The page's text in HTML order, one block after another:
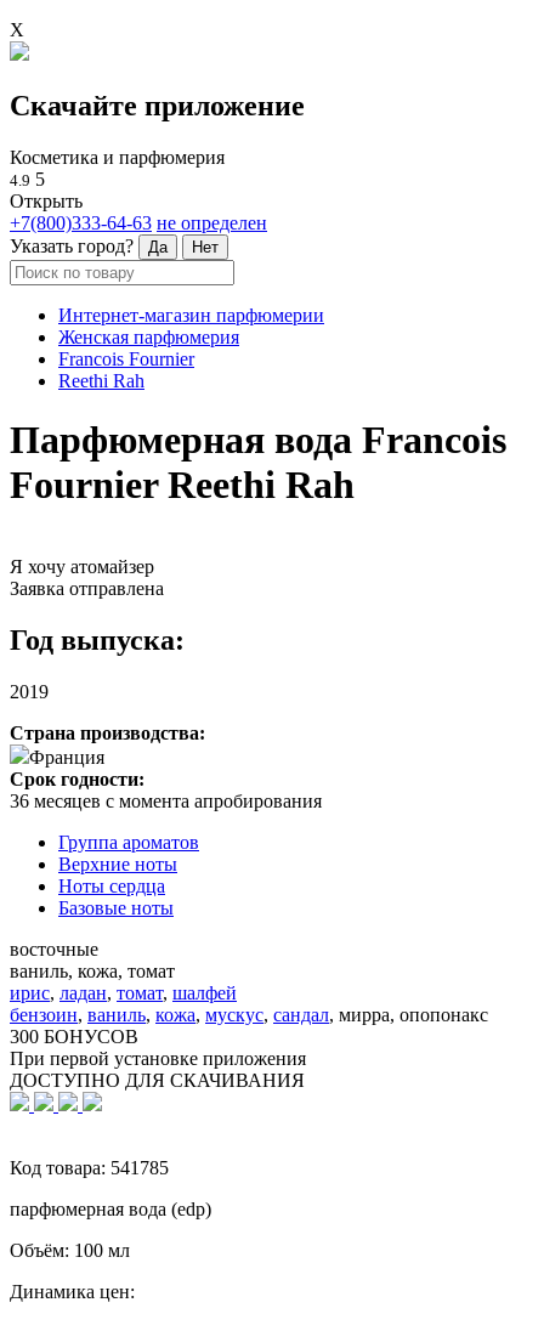
X
Скачайте приложение
Косметика и парфюмерия
4.9 5
Открыть
+7(800)333-64-63 не определен
Указать город?
Да Нет
Интернет-магазин парфюмерии
Женская парфюмерия
Francois Fournier
Reethi Rah
Парфюмерная вода Francois
Fournier Reethi Rah
Я хочу атомайзер
Заявка отправлена
Год выпуска:
2019
Страна производства:
Франция
Срок годности:
36 месяцев с момента апробирования
Группа ароматов
Верхние ноты
Ноты сердца
Базовые ноты
восточные
ваниль, кожа, томат
ирис, ладан, томат, шалфей
бензоин, ваниль, кожа, мускус, сандал, мирра, опопонакс
300 БОНУСОВ
При первой установке приложения
ДОСТУПНО ДЛЯ СКАЧИВАНИЯ
Код товара: 541785
парфюмерная вода (edp)
Объём: 100 мл
Динамика цен: